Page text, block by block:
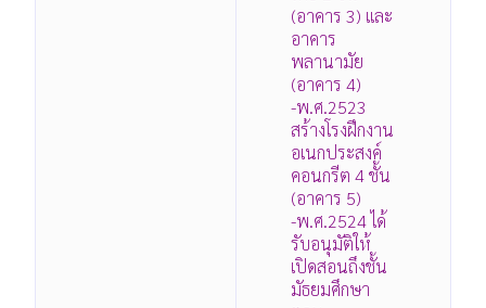
(อาคาร 3) และ
อาคาร
พลานามัย
(อาคาร 4)
-พ.ศ.2523
สร้างโรงฝึกงาน
อเนกประสงค์
คอนกรีต 4 ชั้น
(อาคาร 5)
-พ.ศ.2524 ได้
รับอนุมัติให้
เปิดสอนถึงชั้น
มัธยมศึกษา